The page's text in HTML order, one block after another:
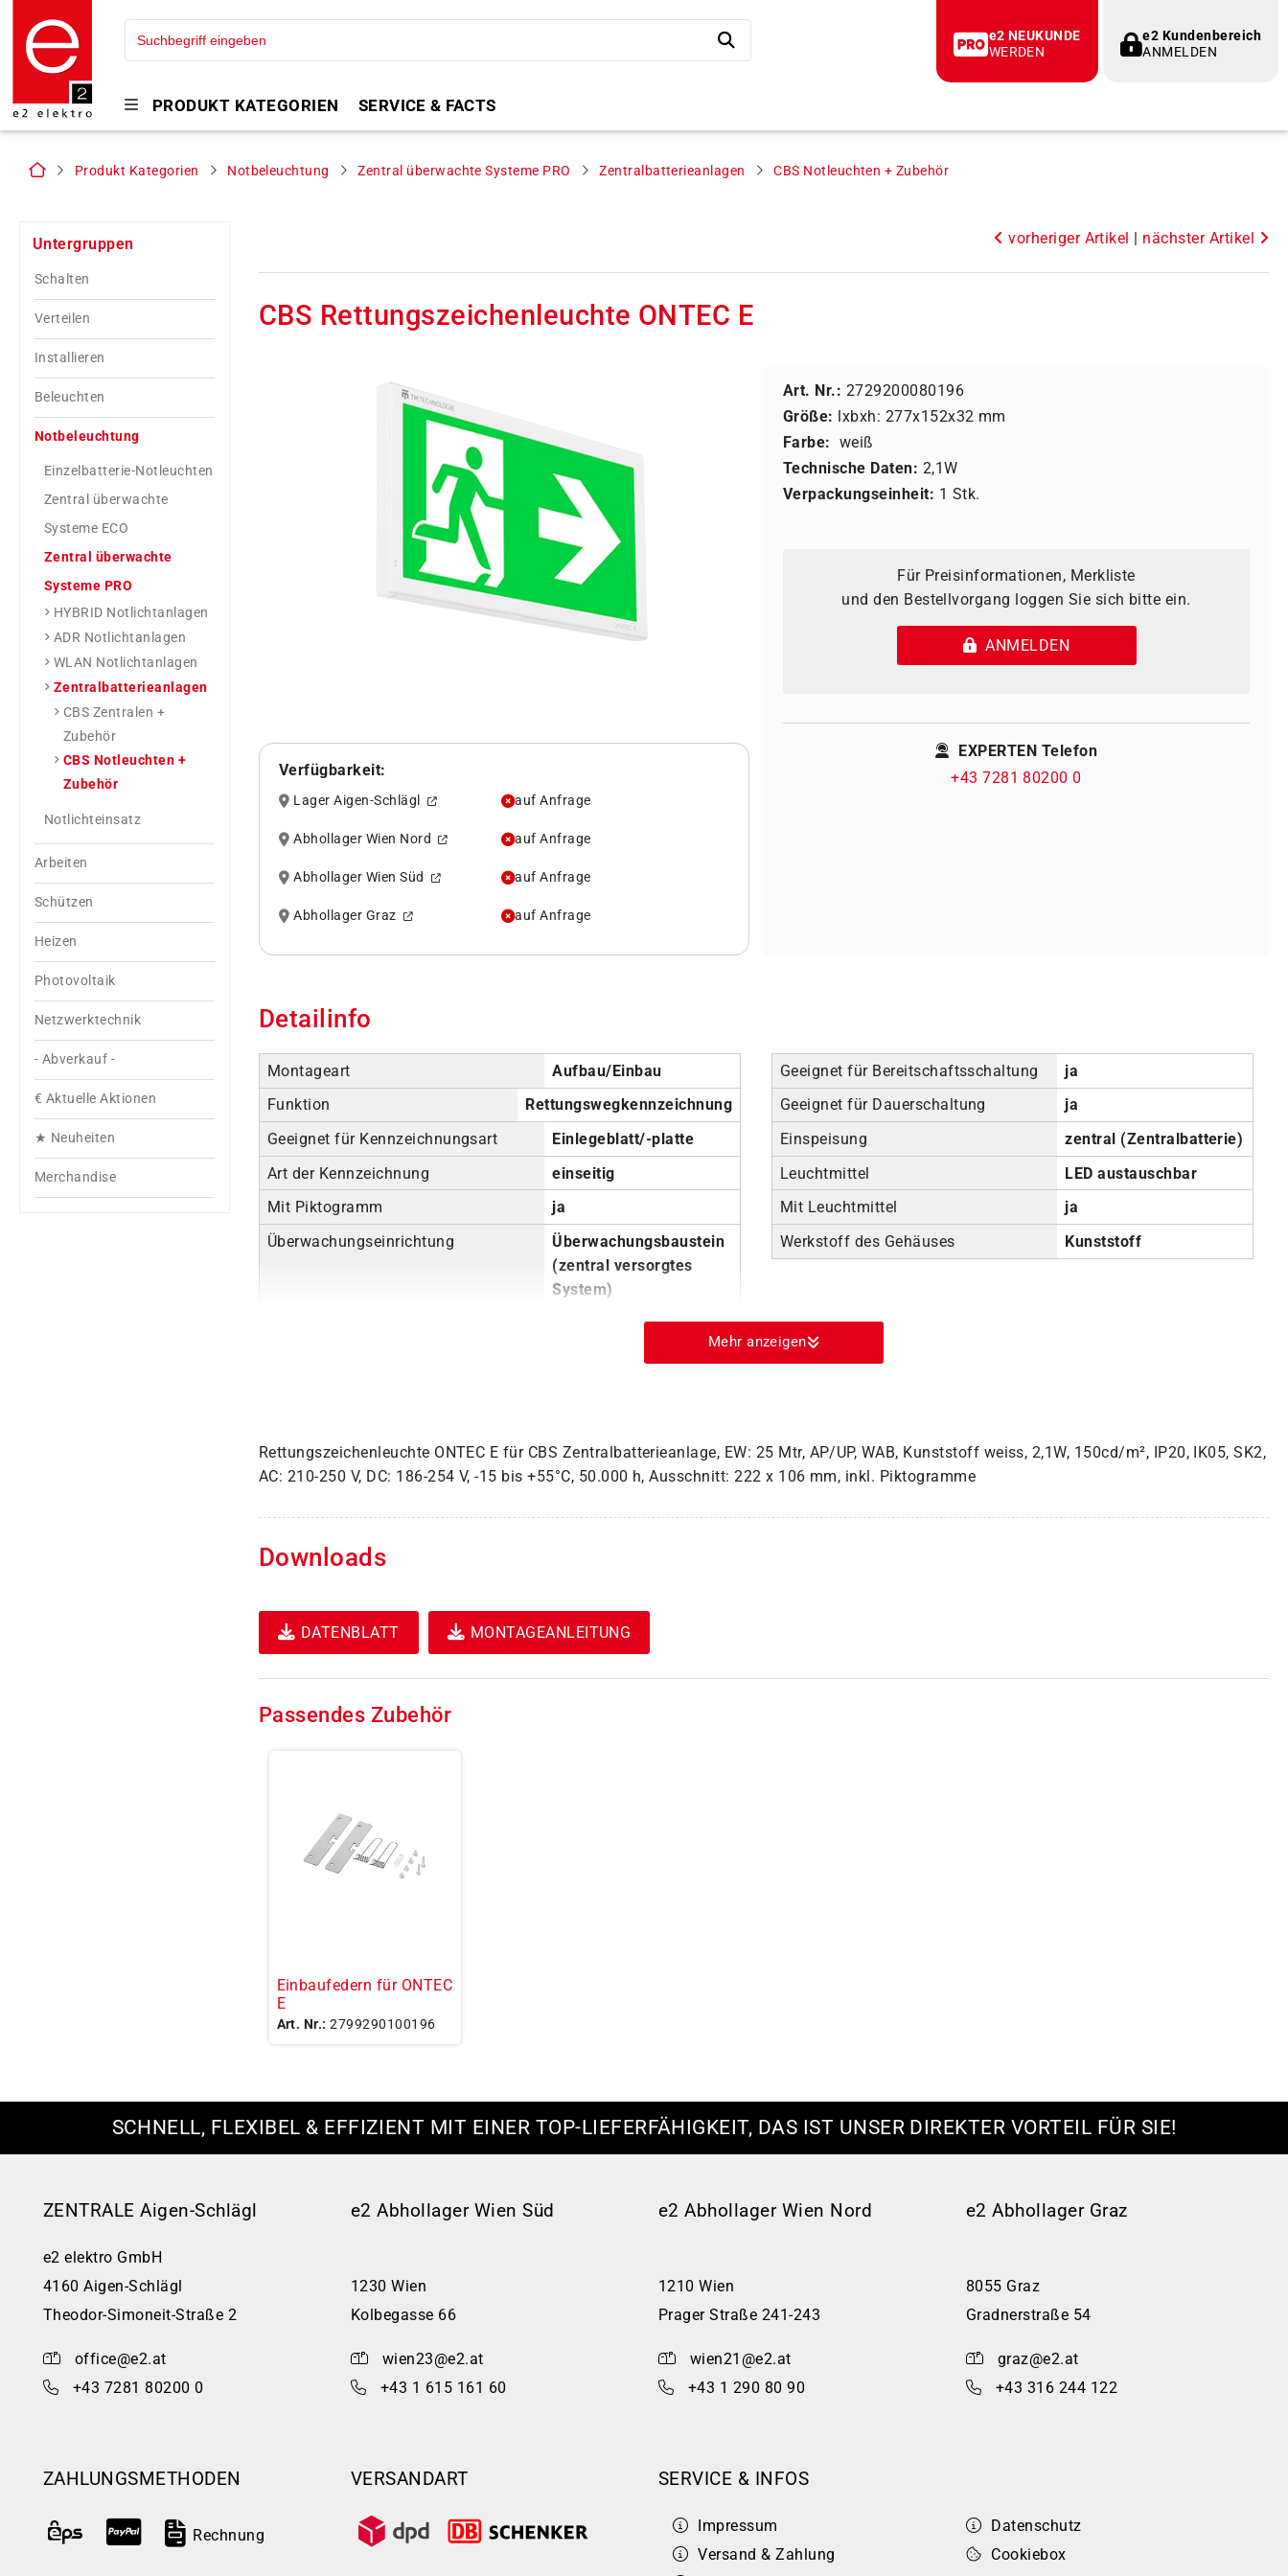
e2 Kundenbereich
ANMELDEN
e2 NEUKUNDE
WERDEN
PRODUKT KATEGORIEN SERVICE & FACTS
Produkt Kategorien Notbeleuchtung Zentral überwachte Systeme PRO Zentralbatterieanlagen CBS Notleuchten + Zubehör
Untergruppen
Schalten
Verteilen
Installieren
Beleuchten
Notbeleuchtung
Einzelbatterie-Notleuchten
Zentral überwachte
Systeme ECO
Zentral überwachte
Systeme PRO
HYBRID Notlichtanlagen
ADR Notlichtanlagen
WLAN Notlichtanlagen
Zentralbatterieanlagen
CBS Zentralen +
Zubehör
CBS Notleuchten +
Zubehör
Notlichteinsatz
Arbeiten
Schützen
Heizen
Photovoltaik
Netzwerktechnik
- Abverkauf -
€ Aktuelle Aktionen
★ Neuheiten
Merchandise
vorheriger Artikel | nächster Artikel
CBS Rettungszeichenleuchte ONTEC E
Verfügbarkeit:
Lager Aigen-Schlägl auf Anfrage
Abhollager Wien Nord auf Anfrage
Abhollager Wien Süd auf Anfrage
Abhollager Graz auf Anfrage
Art. Nr.: 2729200080196
Größe: lxbxh: 277x152x32 mm
Farbe: weiß
Technische Daten: 2,1W
Verpackungseinheit: 1 Stk.
Für Preisinformationen, Merkliste
und den Bestellvorgang loggen Sie sich bitte ein.
ANMELDEN
EXPERTEN Telefon
+43 7281 80200 0
Detailinfo
Montageart
Aufbau/Einbau
Funktion
Rettungswegkennzeichnung
Geeignet für Kennzeichnungsart
Einlegeblatt/-platte
Art der Kennzeichnung
einseitig
Mit Piktogramm
ja
Überwachungseinrichtung
Überwachungsbaustein
(zentral versorgtes
System)
Geeignet für Bereitschaftsschaltung
ja
Geeignet für Dauerschaltung
ja
Einspeisung
zentral (Zentralbatterie)
Leuchtmittel
LED austauschbar
Mit Leuchtmittel
ja
Werkstoff des Gehäuses
Kunststoff
Mehr anzeigen
Rettungszeichenleuchte ONTEC E für CBS Zentralbatterieanlage, EW: 25 Mtr, AP/UP, WAB, Kunststoff weiss, 2,1W, 150cd/m², IP20, IK05, SK2,
AC: 210-250 V, DC: 186-254 V, -15 bis +55°C, 50.000 h, Ausschnitt: 222 x 106 mm, inkl. Piktogramme
Downloads
DATENBLATT MONTAGEANLEITUNG
Passendes Zubehör
Einbaufedern für ONTEC
E
Art. Nr.: 2799290100196
SCHNELL, FLEXIBEL & EFFIZIENT MIT EINER TOP-LIEFERFÄHIGKEIT, DAS IST UNSER DIREKTER VORTEIL FÜR SIE!
ZENTRALE Aigen-Schlägl
e2 elektro GmbH
4160 Aigen-Schlägl
Theodor-Simoneit-Straße 2
office@e2.at
+43 7281 80200 0
e2 Abhollager Wien Süd
1230 Wien
Kolbegasse 66
wien23@e2.at
+43 1 615 161 60
e2 Abhollager Wien Nord
1210 Wien
Prager Straße 241-243
wien21@e2.at
+43 1 290 80 90
e2 Abhollager Graz
8055 Graz
Gradnerstraße 54
graz@e2.at
+43 316 244 122
ZAHLUNGSMETHODEN
Rechnung
VERSANDART SERVICE & INFOS
Impressum
Versand & Zahlung
Datenschutz
Cookiebox